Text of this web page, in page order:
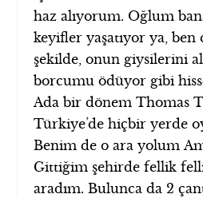
haz alıyorum. Oğlum
keyifler yaşatıyor ya,
şekilde, onun giysilerini
borcumu ödüyor gibi
Ada bir dönem Thomas
Türkiye’de hiçbir yerde
Benim de o ara yolum
Gittiğim şehirde fellik
aradım. Bulunca da 2